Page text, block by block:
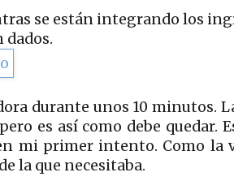
se están integrando los
durante unos 10 minutos.
es así como debe quedar.
mi primer intento. Como la
la que necesitaba.